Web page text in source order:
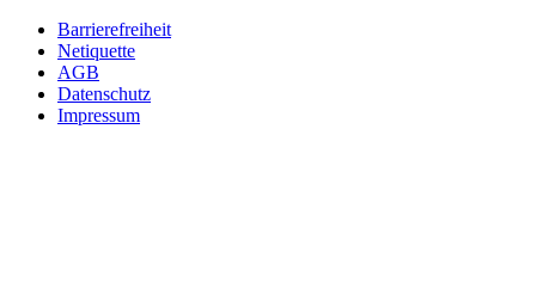
Barrierefreiheit
Netiquette
AGB
Datenschutz
Impressum